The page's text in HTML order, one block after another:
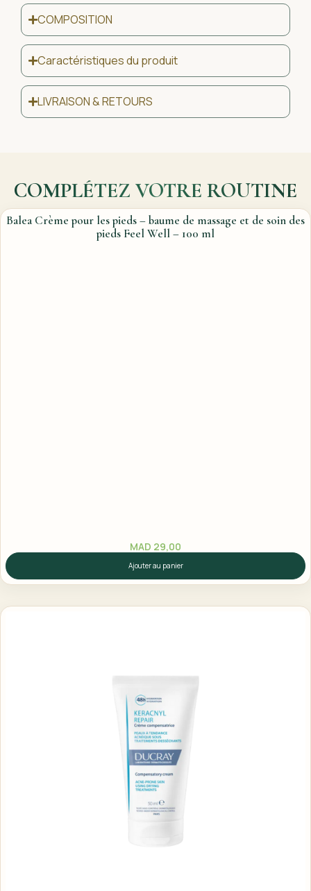
COMPOSITION
Caractéristiques du produit
LIVRAISON & RETOURS
COMPLÉTEZ VOTRE ROUTINE
Balea Crème pour les pieds – baume de massage et de soin des
pieds Feel Well – 100 ml
MAD 29,00
Ajouter au panier